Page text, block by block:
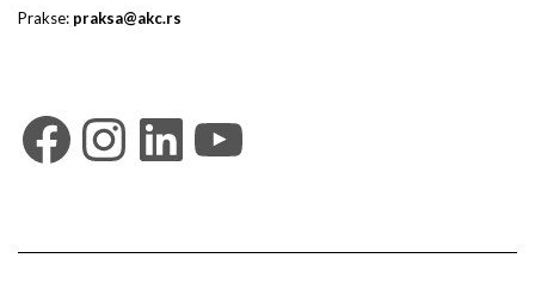
Prakse: praksa@akc.rs
Facebook
Instagram
LinkedIn
YouTube